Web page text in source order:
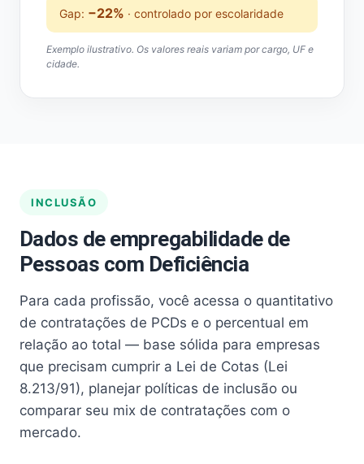
Gap: −22% · controlado por escolaridade
Exemplo ilustrativo. Os valores reais variam por cargo, UF e
cidade.
INCLUSÃO
Dados de empregabilidade de
Pessoas com Deficiência
Para cada profissão, você acessa o quantitativo
de contratações de PCDs e o percentual em
relação ao total — base sólida para empresas
que precisam cumprir a Lei de Cotas (Lei
8.213/91), planejar políticas de inclusão ou
comparar seu mix de contratações com o
mercado.